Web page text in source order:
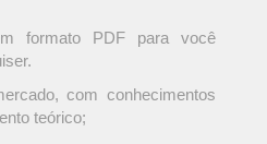
formato PDF para você
com conhecimentos
teórico;